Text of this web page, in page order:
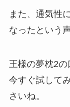
また、通気性
なったという
王様の夢枕2の
今すぐ試して
さいね。